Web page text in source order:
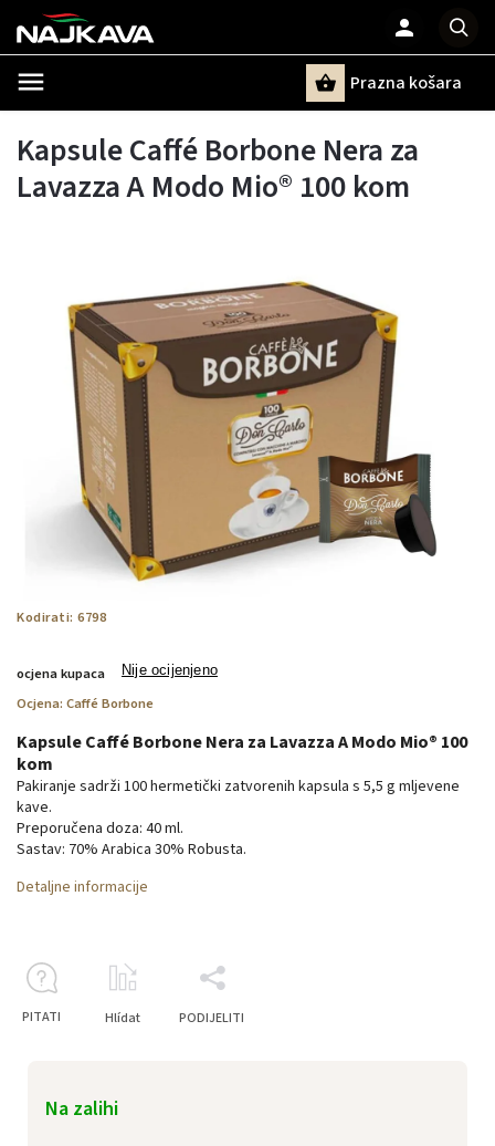
Prazna košara
Kapsule Caffé Borbone Nera za
Lavazza A Modo Mio® 100 kom
Kodirati: 6798
ocjena kupaca Nije ocijenjeno
Ocjena: Caffé Borbone
Na zalihi
Kapsule Caffé Borbone Nera za Lavazza A Modo Mio® 100
kom
Pakiranje sadrži 100 hermetički zatvorenih kapsula s 5,5 g mljevene
kave.
Preporučena doza: 40 ml.
Sastav: 70% Arabica 30% Robusta.
Detaljne informacije
PITATI Hlídat PODIJELITI